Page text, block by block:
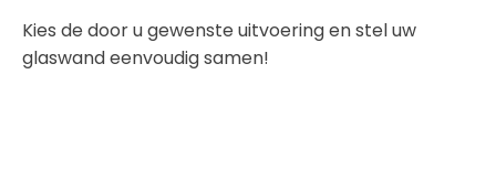
Kies de door u gewenste uitvoering en stel uw
glaswand eenvoudig samen!